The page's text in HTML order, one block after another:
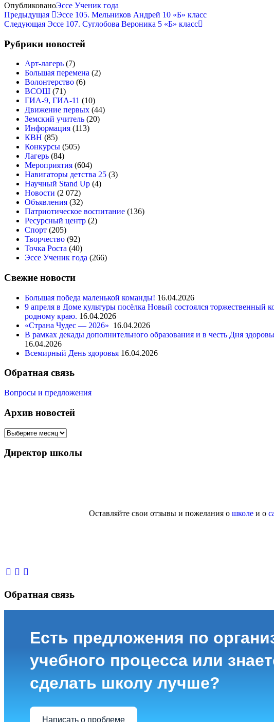
ОпубликованоЭссе Ученик года
Навигация
по
записям
Предыдущая
запись
Предыдущая
Эссе 105. Мельников Андрей 10 «Б» класс
Следующая
Следующая Эссе 107. Суглобова Вероника 5 «Б» класс
Рубрики новостей
Арт-лагерь (7)
Большая перемена (2)
Волонтерство (6)
ВСОШ (71)
ГИА-9, ГИА-11 (10)
Движение первых (44)
Земский учитель (20)
Информация (113)
КВН (85)
Конкурсы (505)
Лагерь (84)
Мероприятия (604)
Навигаторы детства 25 (3)
Научный Stand Up (4)
Новости (2 072)
Объявления (32)
Патриотическое воспитание (136)
Ресурсный центр (2)
Спорт (205)
Творчество (92)
Точка Роста (40)
Эссе Ученик года (266)
Свежие новости
Большая победа маленькой команды! 16.04.2026
9 апреля в Доме культуры посёлка Новый состоялся
родному краю. 16.04.2026
«Страна Чудес — 2026» 16.04.2026
В рамках декады дополнительного образования и в честь Дня
16.04.2026
Всемирный День здоровья 16.04.2026
Обратная связь
Вопросы и предложения
Архив новостей
Архив
Директор школы
Оставляйте свои отзывы и пожелания о школеи о
Обратная связь
Есть предложения по
учебного процесса или
сделать школу лучше?
Написать о проблеме